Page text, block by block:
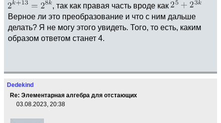
, так как правая часть вроде как
Верное ли это преобразование и что с ним дальше
делать? Я не могу этого увидеть. Того, то есть, каким
образом ответом станет 4.
Dedekind
Re: Элементарная алгебра для отстающих
03.08.2023, 20:38